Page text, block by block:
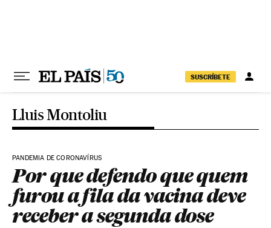
SUSCRÍBETE
Lluis Montoliu
PANDEMIA DE CORONAVÍRUS
Por que defendo que quem
furou a fila da vacina deve
receber a segunda dose